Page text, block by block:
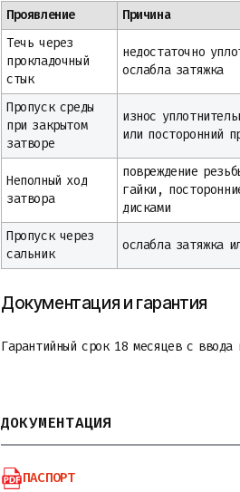
Проявление Причина
Течь через
прокладочный
стык
недостаточно
ослабла затяжка
Пропуск среды
при закрытом
затворе
износ
или посторонний
Неполный ход
затвора
повреждение
гайки,
дисками
Пропуск через
сальник
ослабла затяжка
Документация и гарантия
Гарантийный срок 18 месяцев с
ДОКУМЕНТАЦИЯ
ПАСПОРТ